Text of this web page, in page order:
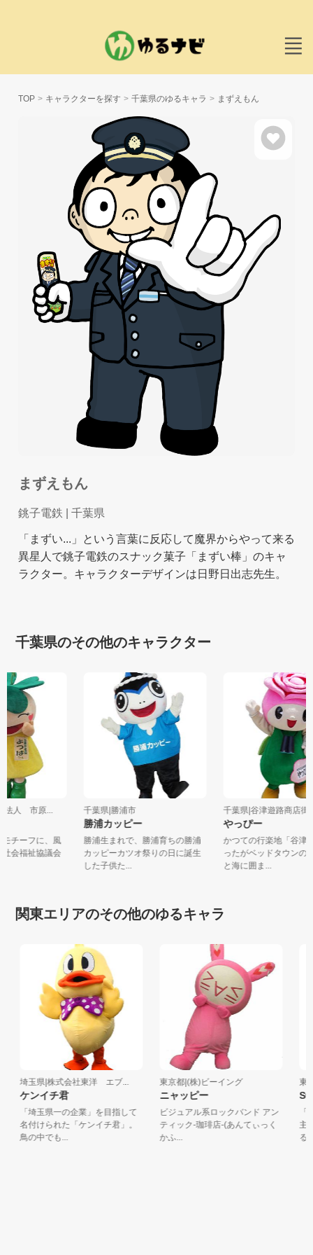
TOP キャラクターを探す 千葉県のゆるキャラ まずえもん
まずえもん
銚子電鉄 | 千葉県
「まずい...」という言葉に反応して魔界からやって来る
異星人で銚子電鉄のスナック菓子「まずい棒」のキャ
ラクター。キャラクターデザインは日野日出志先生。
千葉県のその他のキャラクター
祉法人 市原...
モチーフに、風
社会福祉協議会
千葉県|勝浦市
勝浦カッピー
勝浦生まれで、勝浦育ちの勝浦
カッピーカツオ祭りの日に誕生
した子供た...
千葉県|谷津遊路商店
やっぴー
かつての行楽地「谷
ったがベッドタウン
と海に囲ま...
関東エリアのその他のゆるキャラ
埼玉県|株式会社東洋 エブ...
ケンイチ君
「埼玉県一の企業」を目指して
名付けられた「ケンイチ君」。
鳥の中でも...
東京都|(株)ビーイング
ニャッピー
ビジュアル系ロックバンド アン
ティック-珈琲店-(あんてぃっく
かふ...
東
「
主
る